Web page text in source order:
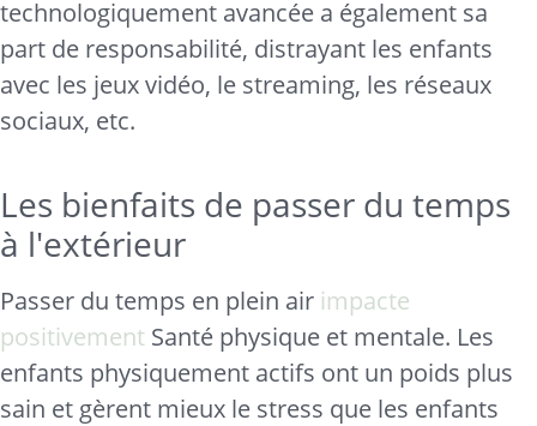
technologiquement avancée a également sa
part de responsabilité, distrayant les enfants
avec les jeux vidéo, le streaming, les réseaux
sociaux, etc.
Les bienfaits de passer du temps
à l'extérieur
Passer du temps en plein air impacte
positivement Santé physique et mentale. Les
enfants physiquement actifs ont un poids plus
sain et gèrent mieux le stress que les enfants